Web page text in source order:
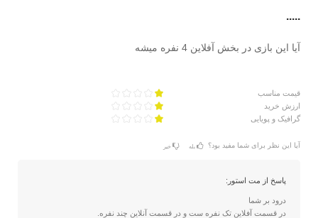
.....
آیا این بازی در بخش آفلاین 4 نفره میشه
قیمت مناسب
ارزش خرید
گرافیک و پویایی
آیا این نظر برای شما مفید بود؟ بله خیر
پاسخ از مت استور:
درود بر شما
در قسمت آفلاین تک نفره ست و در قسمت آنلاین چند نفره.